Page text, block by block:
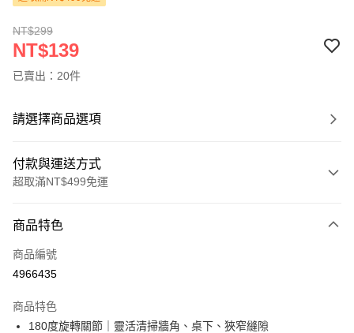
NT$299
NT$139
已賣出：20件
請選擇商品選項
付款與運送方式
超取滿NT$499免運
信用卡一次付款
超商取貨付款
Apple Pay
商品特色
商品編號
4966435
商品特色
180度旋轉關節｜靈活清掃牆角、桌下、狹窄縫隙